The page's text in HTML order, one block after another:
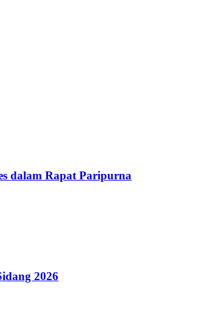
dalam Rapat Paripurna
2026